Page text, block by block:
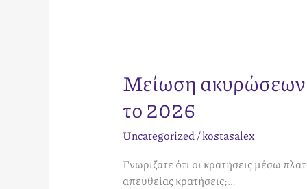
Μείωση ακυρώσεων
το 2026
Uncategorized /kostasalex
Γνωρίζατε ότι οι κρατήσεις μέσω
απευθείας κρατήσεις;…